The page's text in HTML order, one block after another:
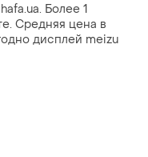
Более 1
Средняя цена в
дисплей meizu